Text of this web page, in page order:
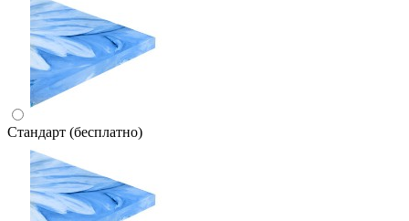
Стандарт (бесплатно)